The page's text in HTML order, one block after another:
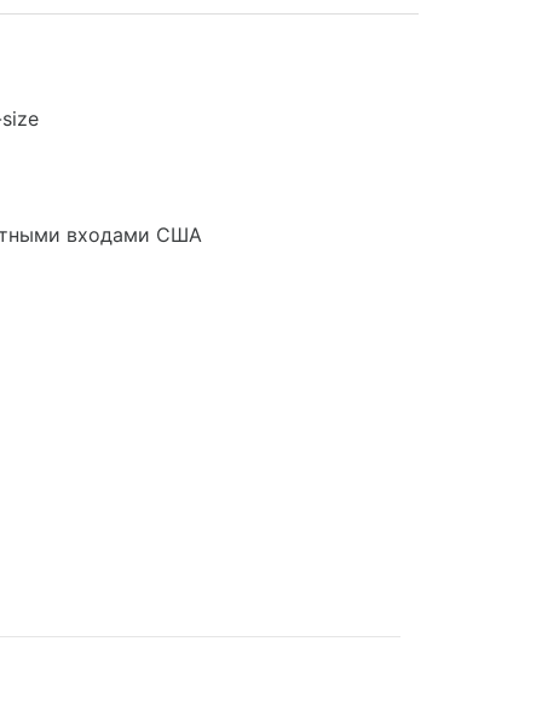
входами США